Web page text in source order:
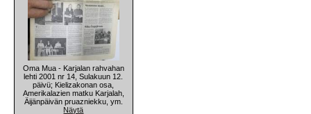
Oma Mua - Karjalan rahvahan
lehti 2001 nr 14, Sulakuun 12.
päivü; Kielizakonan osa,
Amerikalazien matku Karjalah,
Äijänpäivän pruazniekku, ym.
Näytä